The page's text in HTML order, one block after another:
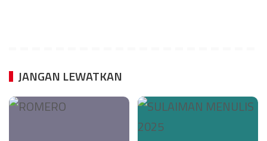
JANGAN LEWATKAN